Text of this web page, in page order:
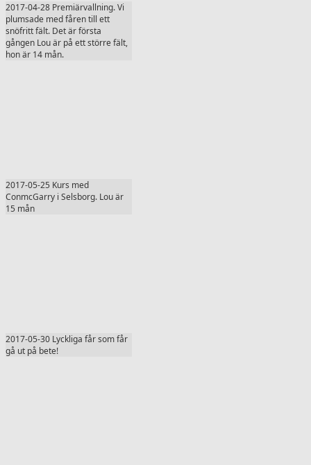
2017-04-28 Premiärvallning. Vi
plumsade med fåren till ett
snöfritt fält. Det är första
gången Lou är på ett större fält,
hon är 14 mån.
2017-05-25 Kurs med
ConmcGarry i Selsborg. Lou är
15 mån
2017-05-30 Lyckliga får som får
gå ut på bete!